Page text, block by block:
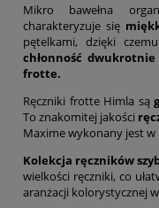
Mikro bawełna
charakteryzuje się
pętelkami, dzięki czemu
chłonność
frotte.
Ręczniki frotte Himla są
To znakomitej jakości
Maxime wykonany jest w
Kolekcja ręczników
wielkości ręczniki, co
aranżacji kolorystycznej w